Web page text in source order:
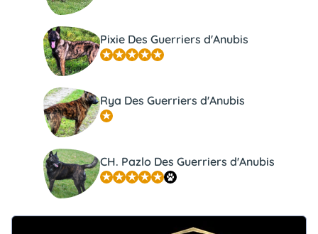
Pixie Des Guerriers d'Anubis
Rya Des Guerriers d'Anubis
CH. Pazlo Des Guerriers d'Anubis